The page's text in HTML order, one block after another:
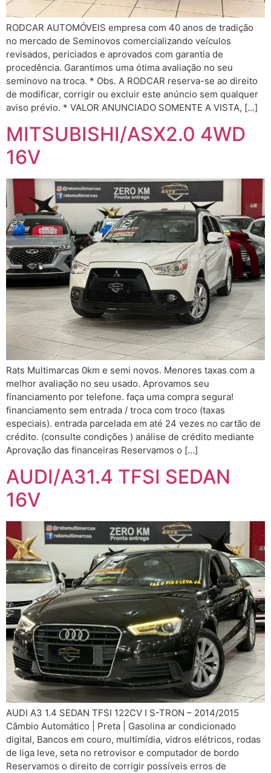
RODCAR AUTOMÓVEIS empresa com 40 anos de tradição
no mercado de Seminovos comercializando veículos
revisados, periciados e aprovados com garantia de
procedência. Garantimos uma ótima avaliação no seu
seminovo na troca. * Obs. A RODCAR reserva-se ao direito
de modificar, corrigir ou excluir este anúncio sem qualquer
aviso prévio. * VALOR ANUNCIADO SOMENTE A VISTA, […]
MITSUBISHI/ASX2.0 4WD
16V
Rats Multimarcas 0km e semi novos. Menores taxas com a
melhor avaliação no seu usado. Aprovamos seu
financiamento por telefone. faça uma compra segura!
financiamento sem entrada / troca com troco (taxas
especiais). entrada parcelada em até 24 vezes no cartão de
crédito. (consulte condições ) análise de crédito mediante
Aprovação das financeiras Reservamos o […]
AUDI/A31.4 TFSI SEDAN
16V
AUDI A3 1.4 SEDAN TFSI 122CV I S-TRON – 2014/2015
Câmbio Automático | Preta | Gasolina ar condicionado
digital, Bancos em couro, multimídia, vidros elétricos, rodas
de liga leve, seta no retrovisor e computador de bordo
Reservamos o direito de corrigir possíveis erros de